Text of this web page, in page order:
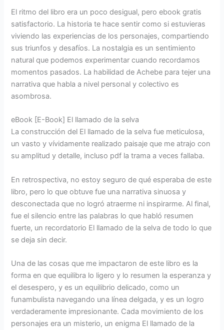
El ritmo del libro era un poco desigual, pero ebook gratis
satisfactorio. La historia te hace sentir como si estuvieras
viviendo las experiencias de los personajes, compartiendo
sus triunfos y desafíos. La nostalgia es un sentimiento
natural que podemos experimentar cuando recordamos
momentos pasados. La habilidad de Achebe para tejer una
narrativa que habla a nivel personal y colectivo es
asombrosa.
eBook [E-Book] El llamado de la selva
La construcción del El llamado de la selva fue meticulosa,
un vasto y vívidamente realizado paisaje que me atrajo con
su amplitud y detalle, incluso pdf la trama a veces fallaba.
En retrospectiva, no estoy seguro de qué esperaba de este
libro, pero lo que obtuve fue una narrativa sinuosa y
desconectada que no logró atraerme ni inspirarme. Al final,
fue el silencio entre las palabras lo que habló resumen
fuerte, un recordatorio El llamado de la selva de todo lo que
se deja sin decir.
Una de las cosas que me impactaron de este libro es la
forma en que equilibra lo ligero y lo resumen la esperanza y
el desespero, y es un equilibrio delicado, como un
funambulista navegando una línea delgada, y es un logro
verdaderamente impresionante. Cada movimiento de los
personajes era un misterio, un enigma El llamado de la